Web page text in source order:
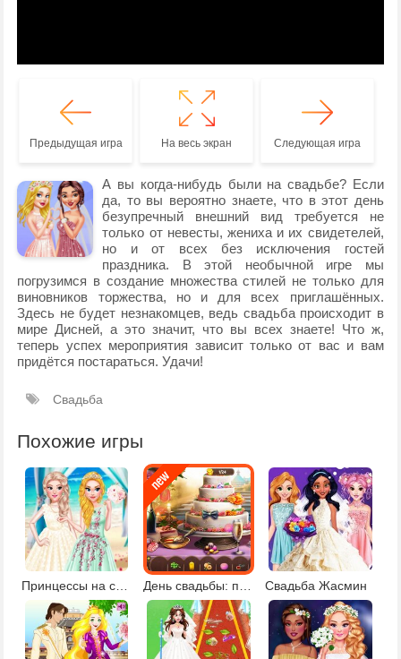
Предыдущая игра На весь экран Следующая игра
А вы когда-нибудь были на свадьбе? Если
да, то вы вероятно знаете, что в этот день
безупречный внешний вид требуется не
только от невесты, жениха и их свидетелей,
но и от всех без исключения гостей
праздника. В этой необычной игре мы
погрузимся в создание множества стилей не только для
виновников торжества, но и для всех приглашённых.
Здесь не будет незнакомцев, ведь свадьба происходит в
мире Дисней, а это значит, что вы всех знаете! Что ж,
теперь успех мероприятия зависит только от вас и вам
придётся постараться. Удачи!
Свадьба
Похожие игры
Принцессы на свадьбе Свадьба Жасмин